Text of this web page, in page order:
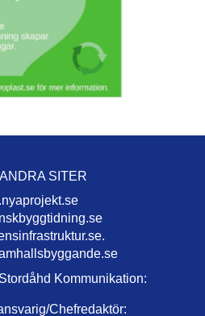
SITER
Kommunikation:
Chefredaktör: